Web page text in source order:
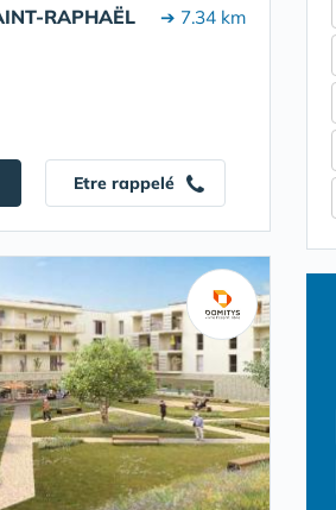
RAPHAËL ➔ 7.34 km
Etre rappelé